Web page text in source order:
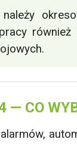
należy
— CO